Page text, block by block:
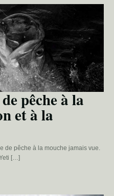
pêche à la
et à la
de pêche à la mouche jamais vue.
[…]